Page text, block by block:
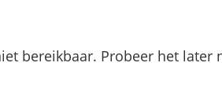
bereikbaar. Probeer het later